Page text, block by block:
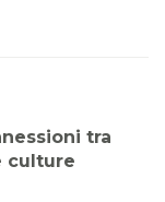
tra
culture